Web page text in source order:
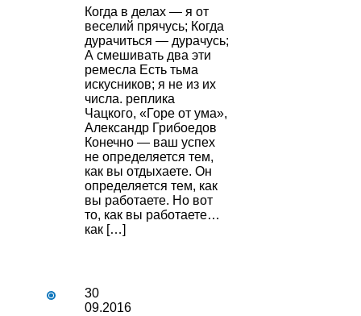
Когда в делах — я от
веселий прячусь; Когда
дурачиться — дурачусь;
А смешивать два эти
ремесла Есть тьма
искусников; я не из их
числа. реплика
Чацкого, «Горе от ума»,
Александр Грибоедов
Конечно — ваш успех
не определяется тем,
как вы отдыхаете. Он
определяется тем, как
вы работаете. Но вот
то, как вы работаете…
как […]
30
09.2016